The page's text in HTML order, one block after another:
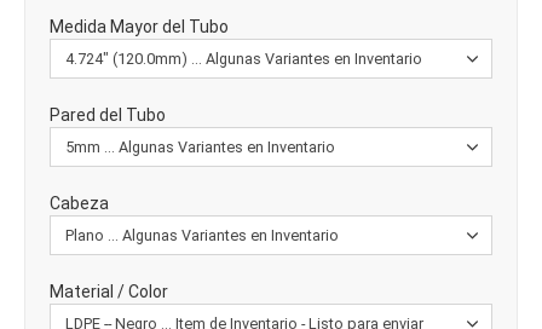
Medida Mayor del Tubo
Pared del Tubo
Cabeza
Material / Color